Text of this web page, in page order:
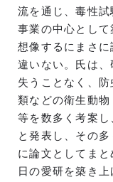
流を通じ、毒性
事業の中心として
想像するにまさ
違いない。氏は
失うことなく、
類などの衛生動
等を数多く考案
と発表し、その多
に論文としてま
日の愛研を築き